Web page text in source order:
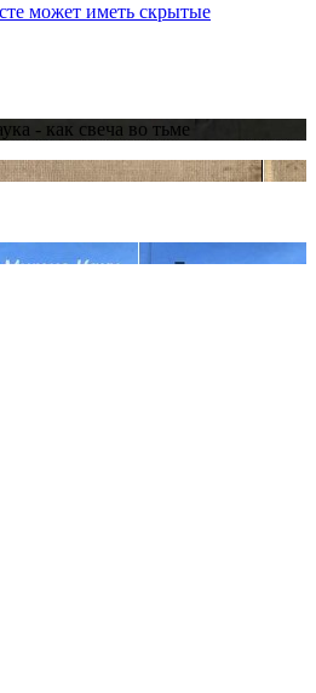
может иметь скрытые
- как свеча во тьме